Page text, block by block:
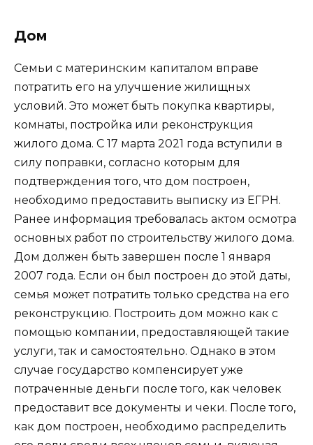
Дом
Семьи с материнским капиталом вправе
потратить его на улучшение жилищных
условий. Это может быть покупка квартиры,
комнаты, постройка или реконструкция
жилого дома. С 17 марта 2021 года вступили в
силу поправки, согласно которым для
подтверждения того, что дом построен,
необходимо предоставить выписку из ЕГРН.
Ранее информация требовалась актом осмотра
основных работ по строительству жилого дома.
Дом должен быть завершен после 1 января
2007 года. Если он был построен до этой даты,
семья может потратить только средства на его
реконструкцию. Построить дом можно как с
помощью компании, предоставляющей такие
услуги, так и самостоятельно. Однако в этом
случае государство компенсирует уже
потраченные деньги после того, как человек
предоставит все документы и чеки. После того,
как дом построен, необходимо распределить